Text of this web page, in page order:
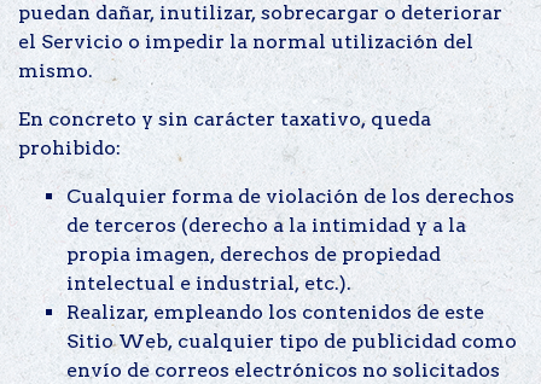
puedan dañar, inutilizar, sobrecargar o deteriorar
el Servicio o impedir la normal utilización del
mismo.
En concreto y sin carácter taxativo, queda
prohibido:
Cualquier forma de violación de los derechos
de terceros (derecho a la intimidad y a la
propia imagen, derechos de propiedad
intelectual e industrial, etc.).
Realizar, empleando los contenidos de este
Sitio Web, cualquier tipo de publicidad como
envío de correos electrónicos no solicitados